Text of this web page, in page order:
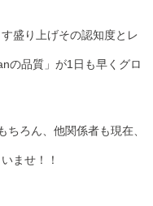
盛り上げその認知度とレ
の品質」が1日も早くグロ
ろん、他関係者も現在、
ませ！！